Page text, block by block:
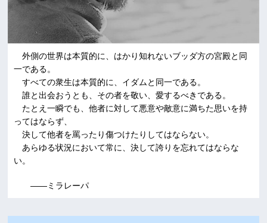
外側の世界は本質的に、はかり知れないブッダ方の宮殿と同
一である。
すべての衆生は本質的に、イダムと同一である。
誰と出会おうとも、その者を敬い、愛するべきである。
たとえ一瞬でも、他者に対して悪意や敵意に満ちた思いを持
ってはならず、
決して他者を罵ったり傷つけたりしてはならない。
あらゆる状況において常に、決して誇りを忘れてはならな
い。
――ミラレーパ